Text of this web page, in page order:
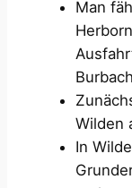
Man
Wilden
In